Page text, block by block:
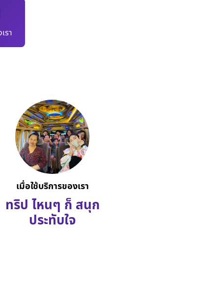
รา
เมื่อใช้บริการของเรา
ทริป ไหนๆ ก็ สนุก
ประทับใจ